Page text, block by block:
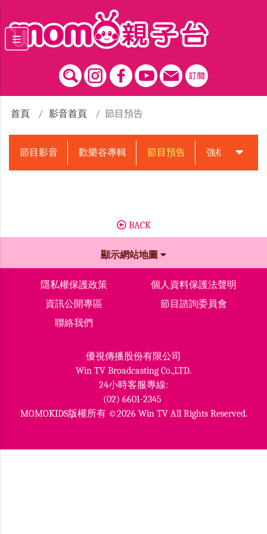
首頁 影音首頁 節目預告
節目影音 歡樂谷專輯 節目預告 強檔動畫預告
BACK
顯示網站地圖
隱私權保護政策
個人資料保護法聲明
資訊公開專區
節目諮詢委員會
聯絡我們
優視傳播股份有限公司
Win TV Broadcasting Co.,LTD.
24小時客服專線:
(02) 6601-2345
MOMOKIDS版權所有 ©2026 Win TV All Rights Reserved.